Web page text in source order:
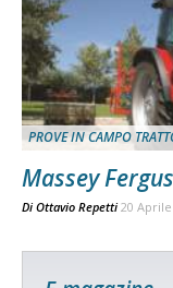
PROVE IN CAMPO
Massey
Di Ottavio Repetti 20 Aprile